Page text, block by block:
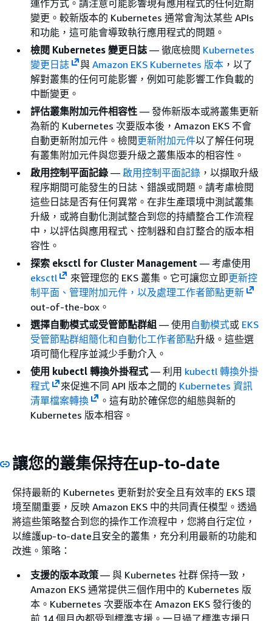
運作方式。請注意可能影響現有應用程式的任何近期
變更。較新版本的 Kubernetes 通常會淘汰某些 APIs
和功能，這可能會導致執行應用程式的問題。
檢閱 Kubernetes 變更日誌 — 徹底檢閱 Kubernetes
變更日誌
與 Amazon EKS Kubernetes 版本，以了
解對叢集的任何可能影響，例如可能影響工作負載的
中斷變更。
評估叢集附加元件相容性 — 發佈新版本或將叢集更新
為新的 Kubernetes 次要版本後，Amazon EKS 不會
自動更新附加元件。檢閱更新附加元件以了解任何現
有叢集附加元件與您要升級之叢集版本的相容性。
啟用控制平面記錄 — 啟用控制平面記錄 ，以擷取升級
程序期間可能發生的日誌、錯誤或問題。請考慮檢閱
這些日誌是否有任何異常。在非生產環境中測試叢集
升級，或將自動化測試整合到您的持續整合工作流程
中，以評估與應用程式、控制器和自訂整合的版本相
容性。
探索 eksctl for Cluster Management — 考慮使用
eksctl
來管理您的 EKS 叢集。它可讓您立即更新控
制平面、管理附加元件，以及處理工作者節點更新
out-of-the-box。
選擇自動模式或受管節點群組 — 使用 自動模式或 EKS
受管節點群組簡化和自動化工作者節點升級。這些選
項可簡化程序並減少手動介入。
使用 kubectl 轉換外掛程式 — 利用 kubectl 轉換外掛
程式
來促進不同 API 版本之間的 Kubernetes 資訊
清單檔案轉換
。這有助於確保您的組態與新的
Kubernetes 版本相容。
讓您的叢集保持在up-to-date
保持最新的 Kubernetes 更新對於安全且有效率的 EKS 環
境至關重要，反映 Amazon EKS 中的共同責任模型。透過
將這些策略整合到您的操作工作流程中，您將自行定位，
以維護up-to-date且安全的叢集，充分利用最新的功能和
改進。策略：
支援的版本政策— 與 Kubernetes 社群 保持一致，
Amazon EKS 通常提供三個作用中的 Kubernetes 版
本。Kubernetes 次要版本在 Amazon EKS 發行後的
前 14 個月內都受到標準支援。一旦過了標準支援日